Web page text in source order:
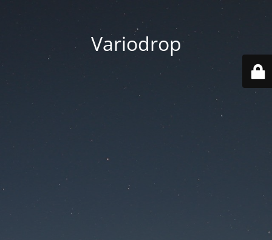
Variodrop